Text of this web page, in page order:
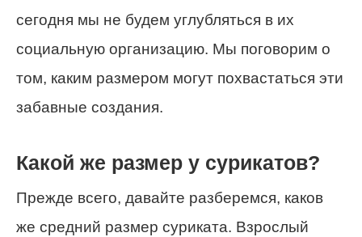
сегодня мы не будем углубляться в их
социальную организацию. Мы поговорим о
том, каким размером могут похвастаться эти
забавные создания.
Какой же размер у сурикатов?
Прежде всего, давайте разберемся, каков
же средний размер суриката. Взрослый